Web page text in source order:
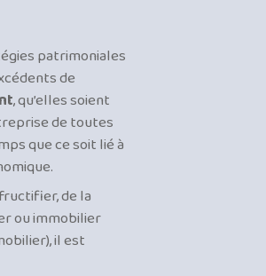
patrimoniales
de
, qu’elles soient
de toutes
que ce soit lié à
de la
ou immobilier
il est